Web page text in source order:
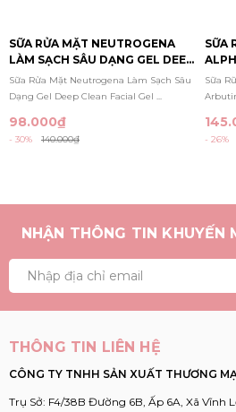
SỮA RỬA MẶT NEUTROGENA
LÀM SẠCH SÂU DẠNG GEL DEEP
CLEAN FACIAL GEL CLEANSER
150ML
Sữa Rửa Mặt Neutrogena Làm Sạch Sâu
Dạng Gel Deep Clean Facial Gel ...
98.000₫
- 30% 140.000₫
SỮA
Sữa
- 26%
NHẬN THÔNG TIN KHUYẾN
THÔNG TIN LIÊN HỆ
CÔNG TY TNHH SẢN XUẤT THƯƠNG
Trụ Sở: F4/38B Đường 6B, Ấp 6A, Xã Vĩnh